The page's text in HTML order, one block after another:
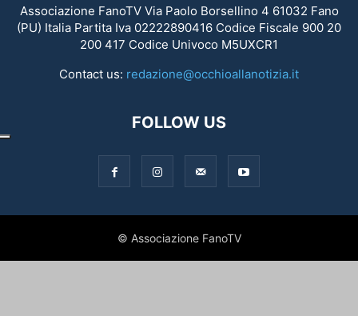
Associazione FanoTV Via Paolo Borsellino 4 61032 Fano
(PU) Italia Partita Iva 02222890416 Codice Fiscale 900 20
200 417 Codice Univoco M5UXCR1
Contact us: redazione@occhioallanotizia.it
FOLLOW US
© Associazione FanoTV